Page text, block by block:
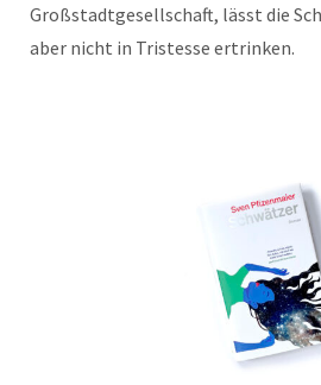
Großstadtgesellschaft, lässt die
aber nicht in Tristesse ertrinken.